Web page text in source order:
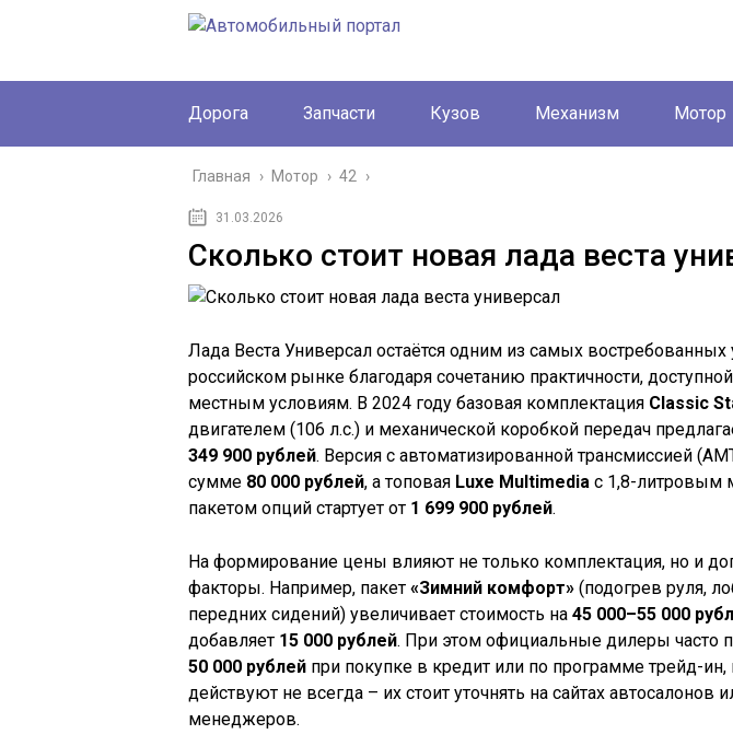
Дорога Запчасти Кузов Механизм Мотор
Главная › Мотор › 42 ›
31.03.2026
Сколько стоит новая лада веста
Лада Веста Универсал остаётся одним из самых востребованных
российском рынке благодаря сочетанию практичности,
местным условиям. В 2024 году базовая комплектация Classic
двигателем (106 л.с.) и механической коробкой передач
349 900 рублей. Версия с автоматизированной трансмиссией
сумме 80 000 рублей, а топовая Luxe Multimedia с 1,8-литровым
пакетом опций стартует от 1 699 900 рублей.
На формирование цены влияют не только комплектация, но и
факторы. Например, пакет «Зимний комфорт» (подогрев руля,
передних сидений) увеличивает стоимость на 45 000–55 000
добавляет 15 000 рублей. При этом официальные дилеры часто
50 000 рублей при покупке в кредит или по программе трейд-ин,
действуют не всегда – их стоит уточнять на сайтах автосалонов
менеджеров.